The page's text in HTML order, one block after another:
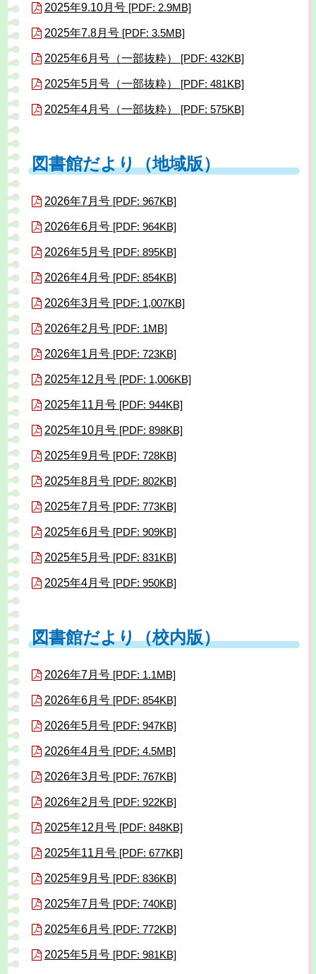
2025年9.10月号 [PDF: 2.9MB]
2025年7.8月号 [PDF: 3.5MB]
2025年6月号（一部抜粋） [PDF: 432KB]
2025年5月号（一部抜粋） [PDF: 481KB]
2025年4月号（一部抜粋） [PDF: 575KB]
図書館だより（地域版）
2026年7月号 [PDF: 967KB]
2026年6月号 [PDF: 964KB]
2026年5月号 [PDF: 895KB]
2026年4月号 [PDF: 854KB]
2026年3月号 [PDF: 1,007KB]
2026年2月号 [PDF: 1MB]
2026年1月号 [PDF: 723KB]
2025年12月号 [PDF: 1,006KB]
2025年11月号 [PDF: 944KB]
2025年10月号 [PDF: 898KB]
2025年9月号 [PDF: 728KB]
2025年8月号 [PDF: 802KB]
2025年7月号 [PDF: 773KB]
2025年6月号 [PDF: 909KB]
2025年5月号 [PDF: 831KB]
2025年4月号 [PDF: 950KB]
図書館だより（校内版）
2026年7月号 [PDF: 1.1MB]
2026年6月号 [PDF: 854KB]
2026年5月号 [PDF: 947KB]
2026年4月号 [PDF: 4.5MB]
2026年3月号 [PDF: 767KB]
2026年2月号 [PDF: 922KB]
2025年12月号 [PDF: 848KB]
2025年11月号 [PDF: 677KB]
2025年9月号 [PDF: 836KB]
2025年7月号 [PDF: 740KB]
2025年6月号 [PDF: 772KB]
2025年5月号 [PDF: 981KB]